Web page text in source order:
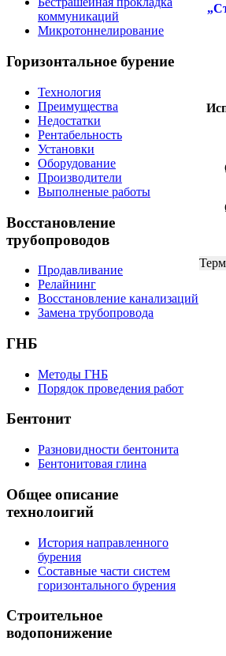
коммуникаций
Микротоннелирование
Горизонтальное бурение
Технология
Преимущества
Недостатки
Рентабельность
Установки
Оборудование
Производители
Выполненые работы
Восстановление
трубопроводов
Продавливание
Релайнинг
Восстановление канализаций
Замена трубопровода
ГНБ
Методы ГНБ
Порядок проведения работ
Бентонит
Разновидности бентонита
Бентонитовая глина
Общее описание
технолоигий
История направленного
бурения
Составные части систем
горизонтального бурения
Строительное
водопонижение